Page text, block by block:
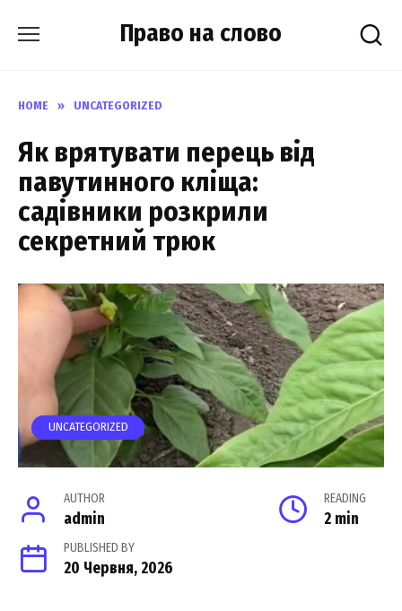
Право на слово
HOME » UNCATEGORIZED
Як врятувати перець від
павутинного кліща:
садівники розкрили
секретний трюк
UNCATEGORIZED
AUTHOR
admin
READING
2 min
PUBLISHED BY
20 Червня, 2026